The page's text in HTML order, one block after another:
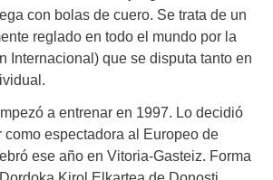
con bolas de cuero. Se trata de un
reglado en todo el mundo por la
Internacional) que se disputa tanto en
a entrenar en 1997. Lo decidió
como espectadora al Europeo de
ese año en Vitoria-Gasteiz. Forma